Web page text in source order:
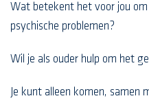
Wat betekent het voor jou
psychische problemen?
Wil je als ouder hulp om het
Je kunt alleen komen, samen